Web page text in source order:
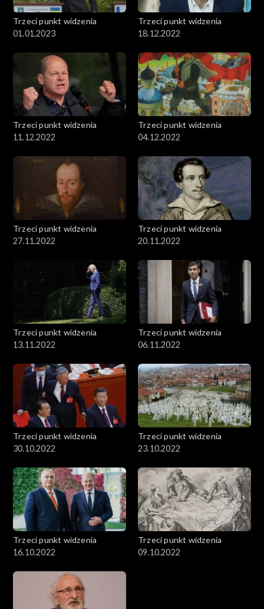
Trzeci punkt widzenia
01.01.2023
Trzeci punkt widzenia
18.12.2022
Trzeci punkt widzenia
11.12.2022
Trzeci punkt widzenia
04.12.2022
Trzeci punkt widzenia
27.11.2022
Trzeci punkt widzenia
20.11.2022
Trzeci punkt widzenia
13.11.2022
Trzeci punkt widzenia
06.11.2022
Trzeci punkt widzenia
30.10.2022
Trzeci punkt widzenia
23.10.2022
Trzeci punkt widzenia
16.10.2022
Trzeci punkt widzenia
09.10.2022